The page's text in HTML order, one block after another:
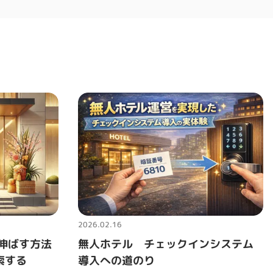
ばす方法
する
2026.02.16
無人ホテル チェックインシステム
導入への道のり